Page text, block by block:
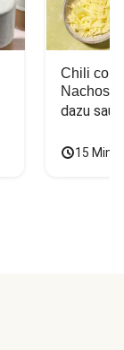
Chili con
Nachos
dazu
15